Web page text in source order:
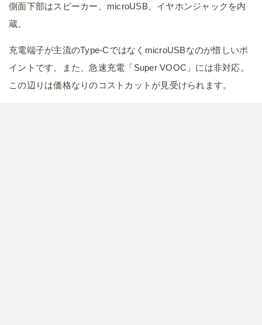
側面下部はスピーカー、microUSB、イヤホンジャックを内
蔵。
充電端子が主流のType-CではなくmicroUSBなのが惜しいポ
イントです。また、急速充電「Super VOOC」には非対応。
この辺りは価格なりのコストカットが見受けられます。